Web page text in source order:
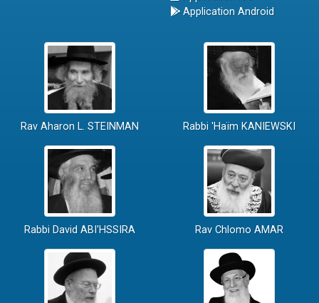
Application Android
Rav Aharon L. STEINMAN Rabbi 'Haïm KANIEWSKI
Rabbi David ABI'HSSIRA Rav Chlomo AMAR